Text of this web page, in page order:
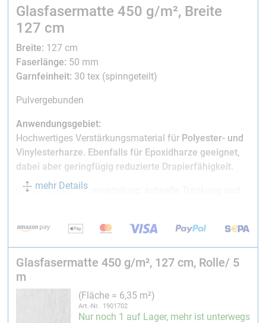
Glasfasermatte 450 g/m², Breite
127 cm
Breite: 127 cm
Faserlänge: 50 mm
Garnfeinheit: 30 tex (spinngeteilt)
Pulvergebunden
Anwendungsgebiet:
Hochwertiges Verstärkungsmaterial für Polyester- und
Vinylesterharze. Ebenfalls für Epoxidharze geeignet,
dabei aber geringfügig reduzierte Drapierfähigkeit.
Gleichmäßige Faserverteilung, schnelle Tränkung und
Glasfasermatten eignen sich z.B. für Tanks, Boote,
Behälter und Kfz-Bauteile.
Auch künstlerische Projekte können damit sehr gut
hochtransparenteEpoxydharz HT 2 + Härter HT 2
(Bestell-Nr. 105100-X) zu verwenden.
mehr Details
Glasfasermatte 450 g/m², 127 cm, Rolle/ 5
m
(Fläche = 6,35 m²)
Art.-Nr. 1901702
Nur noch 1 auf Lager, mehr ist unterwegs